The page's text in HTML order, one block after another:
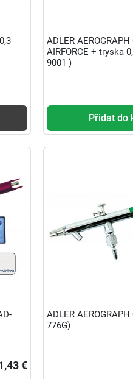
ADLER
AIRFORCE + tryska
9001 )
Přidat do
€
ADLER
776G)